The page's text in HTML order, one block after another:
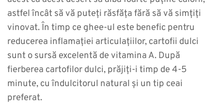
astfel încât să vă puteți răsfăța fără să vă simțiți
vinovat. În timp ce ghee-ul este benefic pentru
reducerea inflamației articulațiilor, cartofii dulci
sunt o sursă excelentă de vitamina A. După
fierberea cartofilor dulci, prăjiți-i timp de 4-5
minute, cu îndulcitorul natural și un tip ceai
preferat.